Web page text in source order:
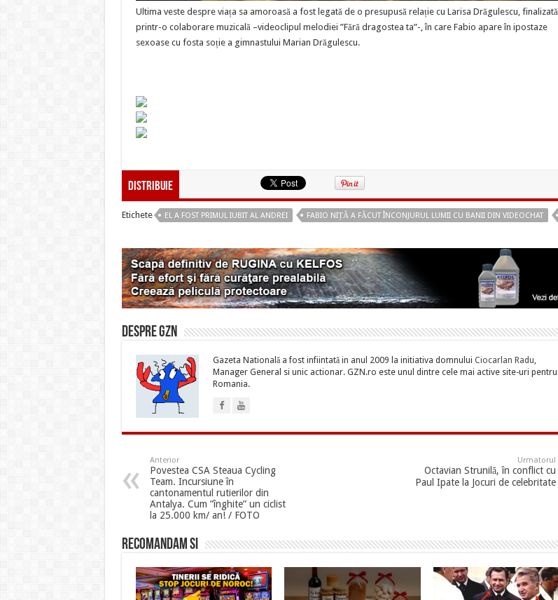
Ultima veste despre viața sa amoroasă a fost legată de o presupusă relație cu Larisa Drăgulescu, finalizată
printr-o colaborare muzicală –videoclipul melodiei ”Fără dragostea ta”-, în care Fabio apare în ipostaze
sexoase cu fosta soție a gimnastului Marian Drăgulescu.
Distribuie
Etichete EL A FOST PRIMUL IUBIT AL ANDREI FABIO NIȚĂ A FĂCUT ÎNCONJURUL LUMII CU BANII DIN VIDEOCHAT
Despre gzn
Gazeta Natională a fost infiintată in anul 2009 la initiativa domnului Ciocarlan Radu,
Manager General si unic actionar. GZN.ro este unul dintre cele mai active site-uri pentru
Romania.
Anterior
Povestea CSA Steaua Cycling
Team. Incursiune în
cantonamentul rutierilor din
Antalya. Cum ”înghite” un ciclist
la 25.000 km/ an! / FOTO
Urmatorul
Octavian Strunilă, în conflict cu
Paul Ipate la Jocuri de celebritate
Recomandam si